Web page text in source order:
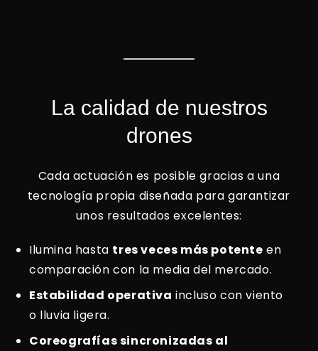
La calidad de nuestros
drones
Cada actuación es posible gracias a una
tecnología propia diseñada para garantizar
unos resultados excelentes:
Ilumina hasta tres veces más potente en
comparación con la media del mercado.
Estabilidad operativa incluso con viento
o lluvia ligera.
Coreografías sincronizadas al